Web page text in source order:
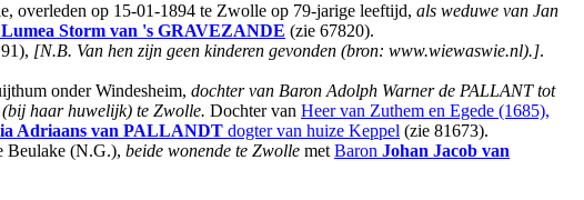
overleden op 15-01-1894 te Zwolle op 79-jarige leeftijd, als weduwe van Jan
Storm van 's GRAVEZANDE (zie 67820).
[N.B. Van hen zijn geen kinderen gevonden (bron: www.wiewaswie.nl).].
onder Windesheim, dochter van Baron Adolph Warner de PALLANT tot
haar huwelijk) te Zwolle. Dochter van Heer van Zuthem en Egede (1685),
Adriaans van PALLANDT dogter van huize Keppel (zie 81673).
Beulake (N.G.), beide wonende te Zwolle met Baron Johan Jacob van